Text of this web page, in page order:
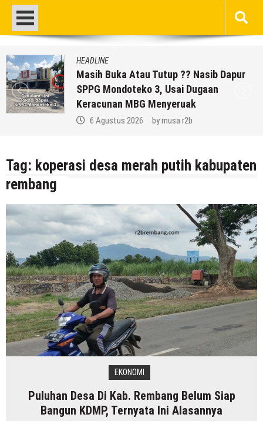
HEADLINE
Masih Buka Atau Tutup ?? Nasib Dapur
SPPG Mondoteko 3, Usai Dugaan
Keracunan MBG Menyeruak
6 Agustus 2026 bymusa r2b
Tag: koperasi desa merah putih kabupaten
rembang
EKONOMI
Puluhan Desa Di Kab. Rembang Belum Siap
Bangun KDMP, Ternyata Ini Alasannya